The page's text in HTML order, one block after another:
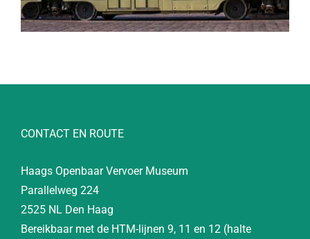
CONTACT EN ROUTE
Haags Openbaar Vervoer Museum
Parallelweg 224
2525 NL Den Haag
Bereikbaar met de HTM-lijnen 9, 11 en 12 (halte